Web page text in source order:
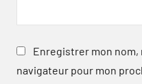
Enregistrer mon nom,
navigateur pour mon